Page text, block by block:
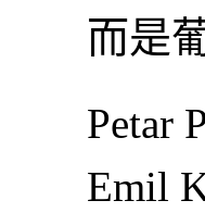
而是
Petar
Emil